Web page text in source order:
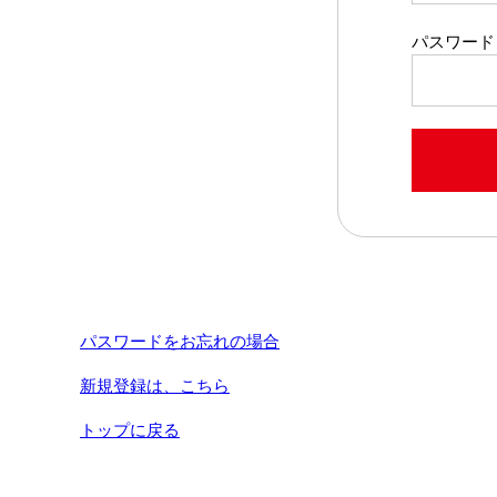
パスワード
パスワードをお忘れの場合
新規登録は、こちら
トップに戻る